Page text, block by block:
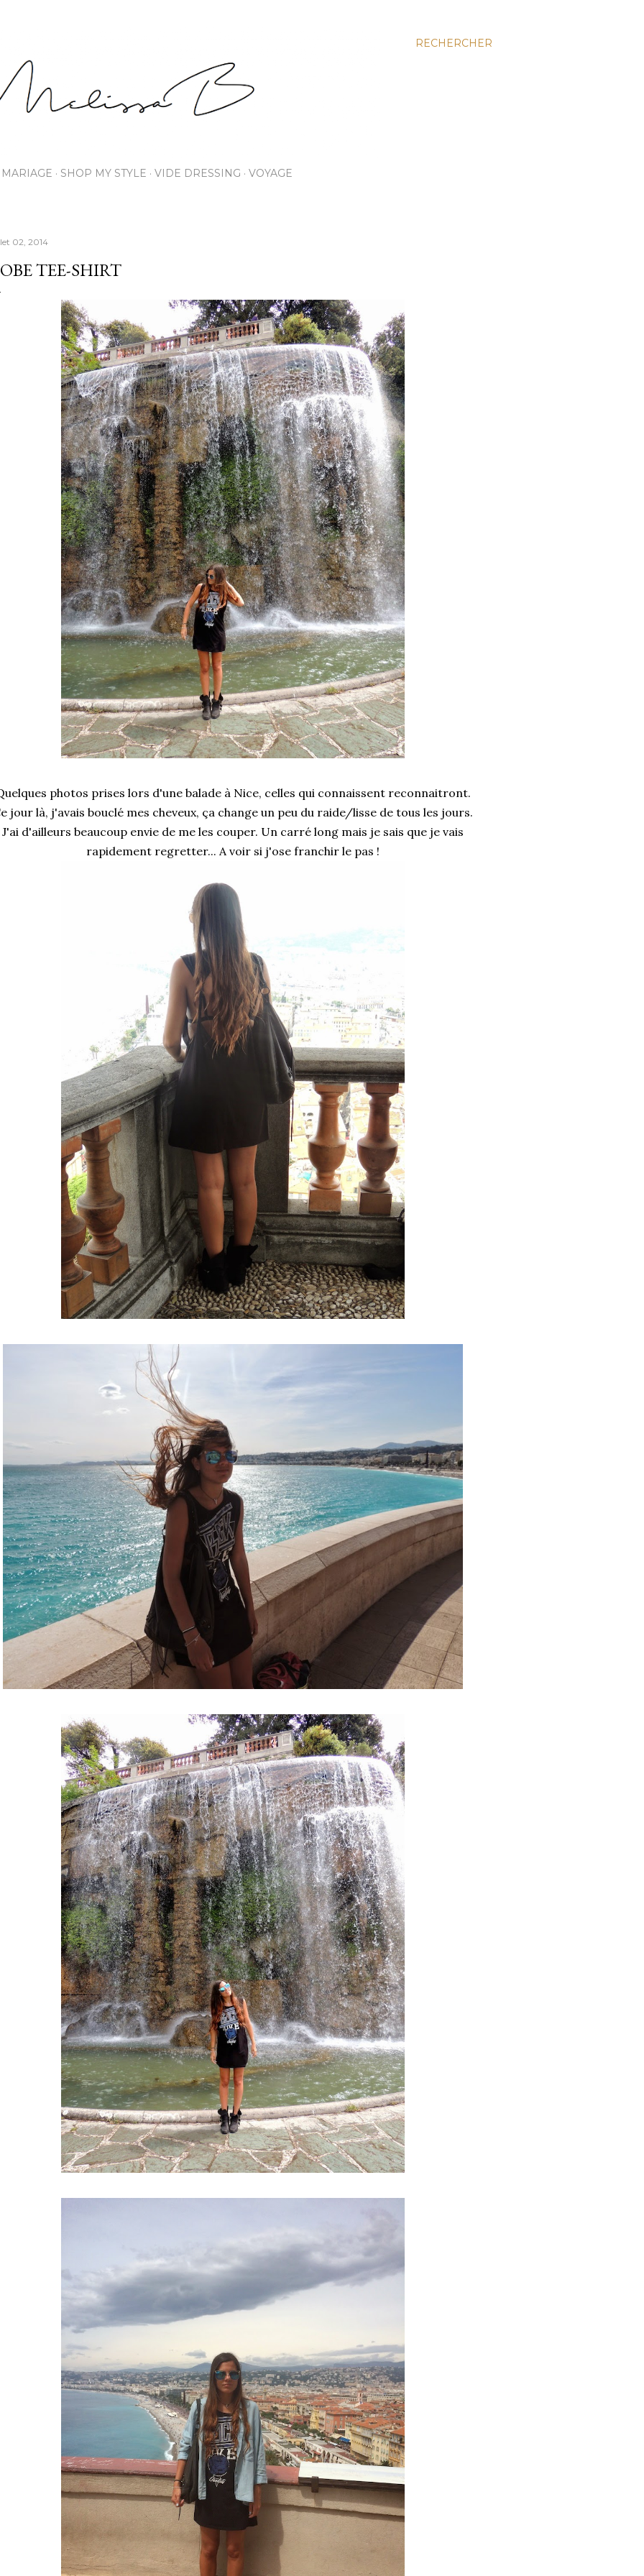
RECHERCHER
MARIAGE SHOP MY STYLE VIDE DRESSING VOYAGE
02, 2014
TEE-SHIRT
photos prises lors d'une balade à Nice, celles qui connaissent reconnaitront.
jour là, j'avais bouclé mes cheveux, ça change un peu du raide/lisse de tous les jours.
J'ai d'ailleurs beaucoup envie de me les couper. Un carré long mais je sais que je vais
rapidement regretter... A voir si j'ose franchir le pas !